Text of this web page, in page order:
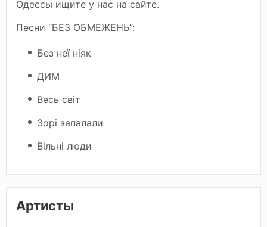
Одессы ищите у нас на сайте.
Песни “БЕЗ ОБМЕЖЕНЬ”:
Без неї ніяк
ДИМ
Весь світ
Зорі запалали
Вільні люди
Артисты